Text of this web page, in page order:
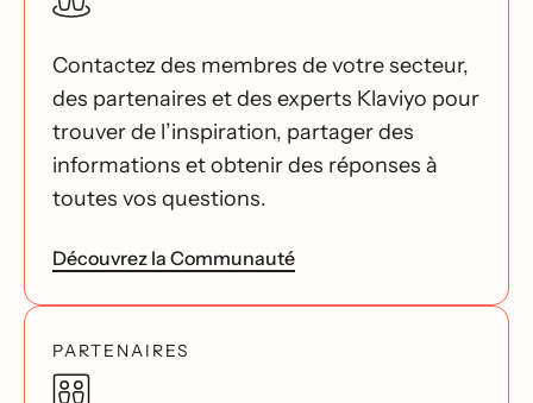
Contactez des membres de votre secteur,
des partenaires et des experts Klaviyo pour
trouver de l’inspiration, partager des
informations et obtenir des réponses à
toutes vos questions.
Découvrez la Communauté
PARTENAIRES